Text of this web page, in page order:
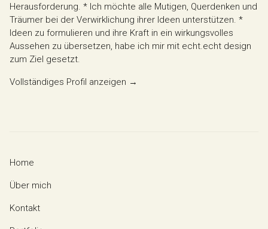
Herausforderung. * Ich möchte alle Mutigen, Querdenken und
Träumer bei der Verwirklichung ihrer Ideen unterstützen. *
Ideen zu formulieren und ihre Kraft in ein wirkungsvolles
Aussehen zu übersetzen, habe ich mir mit echt.echt design
zum Ziel gesetzt.
Vollständiges Profil anzeigen →
Home
Über mich
Kontakt